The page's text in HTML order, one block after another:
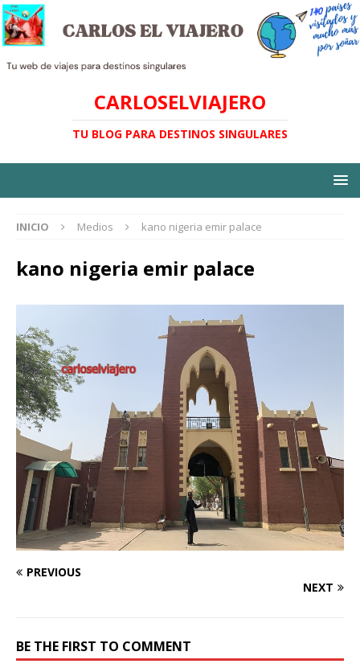
CARLOSELVIAJERO
TU BLOG PARA DESTINOS SINGULARES
INICIO Medios kano nigeria emir palace
kano nigeria emir palace
PREVIOUS
NEXT
BE THE FIRST TO COMMENT